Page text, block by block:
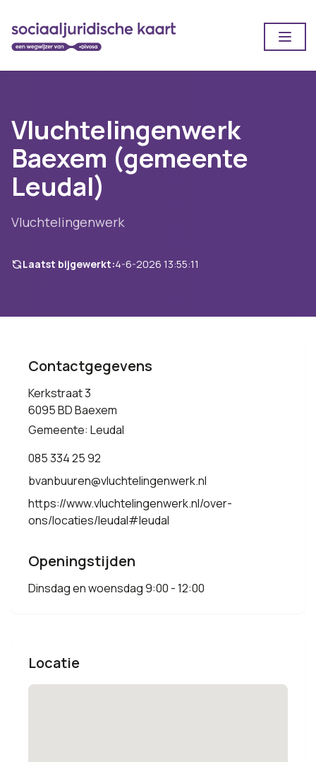
Vluchtelingenwerk
Baexem (gemeente
Leudal)
Vluchtelingenwerk
Laatst bijgewerkt:4-6-2026 13:55:11
Contactgegevens
Kerkstraat 3
6095 BD Baexem
Gemeente: Leudal
085 334 25 92
bvanbuuren@vluchtelingenwerk.nl
https://www.vluchtelingenwerk.nl/over-
ons/locaties/leudal#leudal
Openingstijden
Dinsdag en woensdag 9:00 - 12:00
Locatie